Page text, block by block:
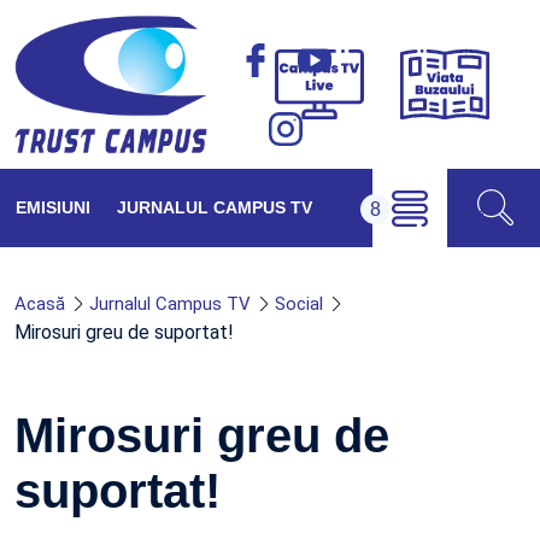
Campus
Viața
EMISIUNI JURNALUL CAMPUS TV
Acasă Jurnalul Campus TV Social
Mirosuri greu de suportat!
Mirosuri greu de
suportat!